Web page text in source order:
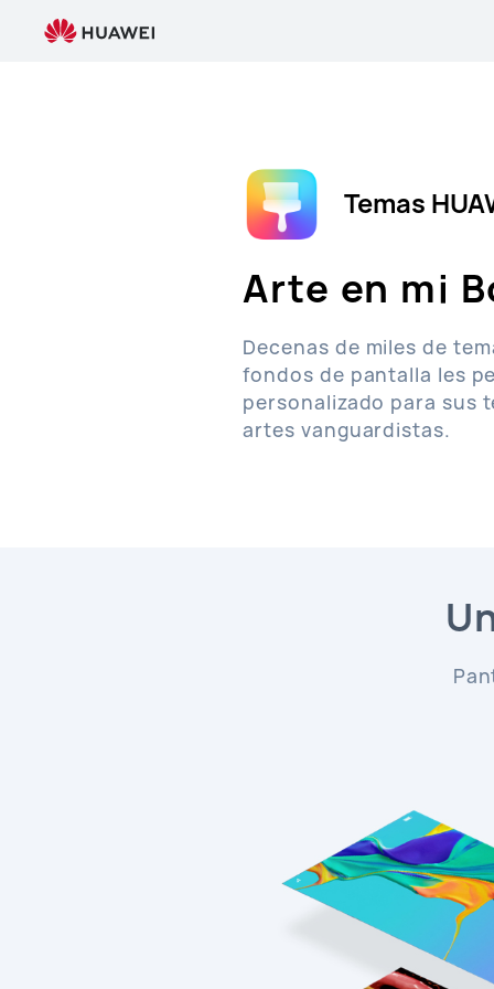
HUAWEI
Temas
Arte en mi
Decenas de miles de
fondos de pantalla les
personalizado para sus
artes vanguardistas.